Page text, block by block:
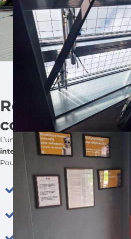
Réactivité,
coordination
L’une des forces d’AEROLUXréside
intervenir rapidement
, même dans
Pour ce chantier, notre équipe a su :
effectuer la prise de cotes de
restreint,
lancer l’étude et la
assurer une fabrication sur